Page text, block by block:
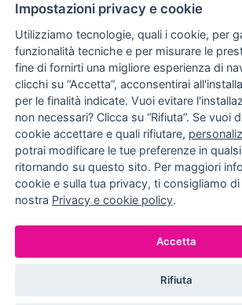
iscriviti alla newsletter
per
NUCCIA COSTANTINO
via Argiro 112/114 - 70122 Bari
+39 080 990 9118
+39 391 72 89 930
METODI DI PAGAMENTO
Impostazioni privacy e cookie
Utilizziamo tecnologie, quali i cookie, per
funzionalità tecniche e per misurare le
fine di fornirti una migliore esperienza di
clicchi su “Accetta”, acconsentirai
per le finalità indicate. Vuoi evitare
non necessari? Clicca su “Rifiuta”. Se vuoi
cookie accettare e quali rifiutare,
potrai modificare le tue preferenze in
ritornando su questo sito. Per maggiori
cookie e sulla tua privacy, ti consigliamo di
nostra Privacy e cookie policy.
Accetta
Rifiuta